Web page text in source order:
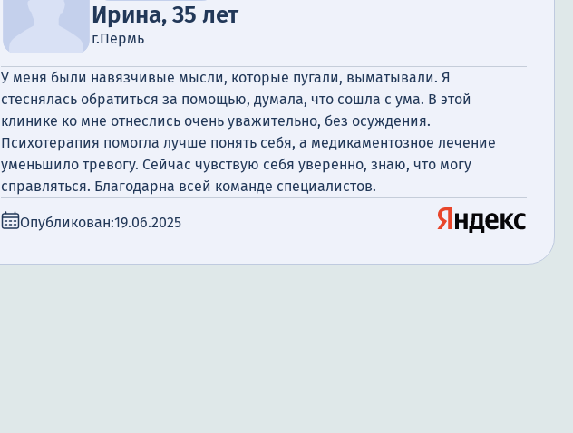
Ирина, 35 лет
г.Пермь
У меня были навязчивые мысли, которые пугали, выматывали. Я
стеснялась обратиться за помощью, думала, что сошла с ума. В этой
клинике ко мне отнеслись очень уважительно, без осуждения.
Психотерапия помогла лучше понять себя, а медикаментозное лечение
уменьшило тревогу. Сейчас чувствую себя уверенно, знаю, что могу
справляться. Благодарна всей команде специалистов.
Опубликован:19.06.2025